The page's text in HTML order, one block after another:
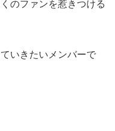
のファンを惹きつける
いきたいメンバーで